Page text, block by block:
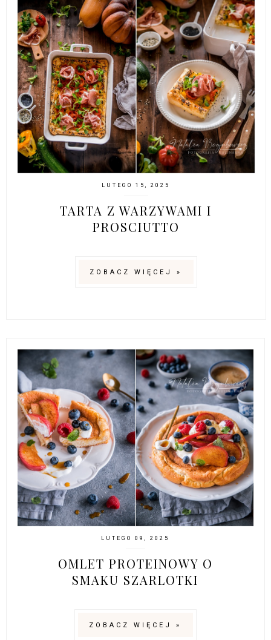
LUTEGO 15, 2025
TARTA Z WARZYWAMI I
PROSCIUTTO
ZOBACZ WIĘCEJ »
LUTEGO 09, 2025
OMLET PROTEINOWY O
SMAKU SZARLOTKI
ZOBACZ WIĘCEJ »